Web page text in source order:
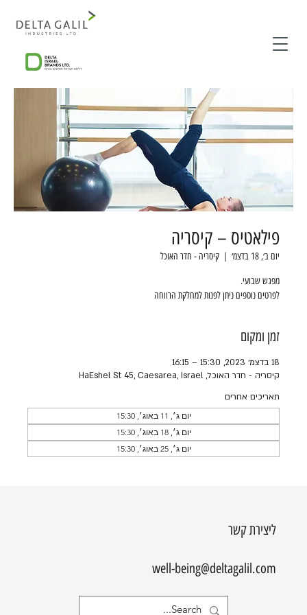
פילאטיס – קיסריה
יום ב׳, 18 בדצמ׳
  |
קיסריה - חדר האוכל
לפרטים נוספים ניתן לפנות למחלקת הרווחה
זמן ומקום
18 בדצמ׳ 2023, 15:30 – 16:15
קיסריה - חדר האוכל, HaEshel St 45, Caesarea, Israel
תאריכים אחרים
יום ג׳, 11 באוג׳, 15:30
יום ג׳, 18 באוג׳, 15:30
יום ג׳, 25 באוג׳, 15:30
ליצירת קשר
well-being@deltagalil.com